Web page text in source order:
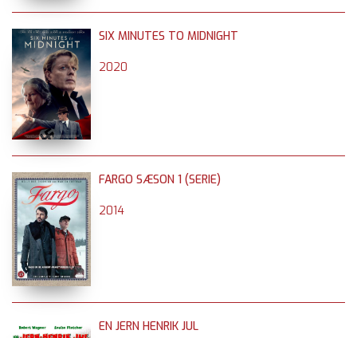
SIX MINUTES TO MIDNIGHT
2020
FARGO SÆSON 1 (SERIE)
2014
EN JERN HENRIK JUL